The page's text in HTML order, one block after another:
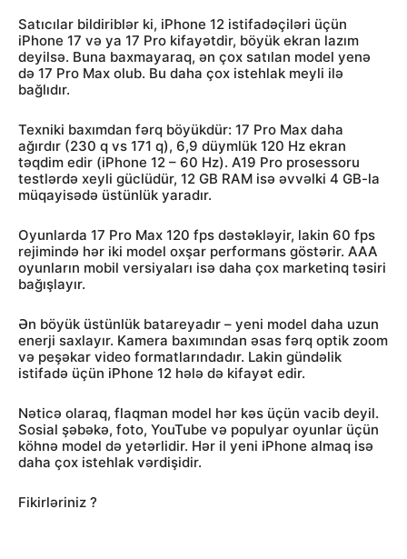
Satıcılar bildiriblər ki, iPhone 12 istifadəçiləri üçün
iPhone 17 və ya 17 Pro kifayətdir, böyük ekran lazım
deyilsə. Buna baxmayaraq, ən çox satılan model yenə
də 17 Pro Max olub. Bu daha çox istehlak meyli ilə
bağlıdır.
Texniki baxımdan fərq böyükdür: 17 Pro Max daha
ağırdır (230 q vs 171 q), 6,9 düymlük 120 Hz ekran
təqdim edir (iPhone 12 – 60 Hz). A19 Pro prosessoru
testlərdə xeyli güclüdür, 12 GB RAM isə əvvəlki 4 GB-la
müqayisədə üstünlük yaradır.
Oyunlarda 17 Pro Max 120 fps dəstəkləyir, lakin 60 fps
rejimində hər iki model oxşar performans göstərir. AAA
oyunların mobil versiyaları isə daha çox marketinq təsiri
bağışlayır.
Ən böyük üstünlük batareyadır – yeni model daha uzun
enerji saxlayır. Kamera baxımından əsas fərq optik zoom
və peşəkar video formatlarındadır. Lakin gündəlik
istifadə üçün iPhone 12 hələ də kifayət edir.
Nəticə olaraq, flaqman model hər kəs üçün vacib deyil.
Sosial şəbəkə, foto, YouTube və populyar oyunlar üçün
köhnə model də yetərlidir. Hər il yeni iPhone almaq isə
daha çox istehlak vərdişidir.
Fikirləriniz ?